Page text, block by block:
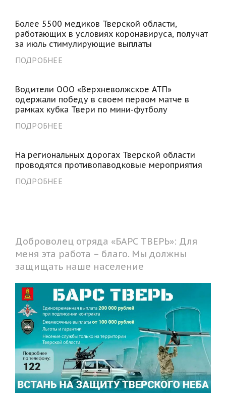
Более 5500 медиков Тверской области,
работающих в условиях коронавируса, получат
за июль стимулирующие выплаты
ПОДРОБНЕЕ
Водители ООО «Верхневолжское АТП»
одержали победу в своем первом матче в
рамках кубка Твери по мини-футболу
ПОДРОБНЕЕ
На региональных дорогах Тверской области
проводятся противопаводковые мероприятия
ПОДРОБНЕЕ
Доброволец отряда «БАРС ТВЕРЬ»: Для
меня эта работа – благо. Мы должны
защищать наше население